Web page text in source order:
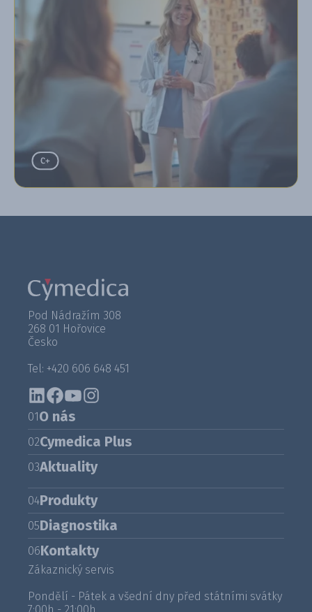
Pod Nádražím 308
268 01 Hořovice
Česko
Tel: +420 606 648 451
01O nás
02Cymedica Plus
03Aktuality
04Produkty
05Diagnostika
06Kontakty
Zákaznický servis
Pondělí - Pátek a všední dny před státními svátky